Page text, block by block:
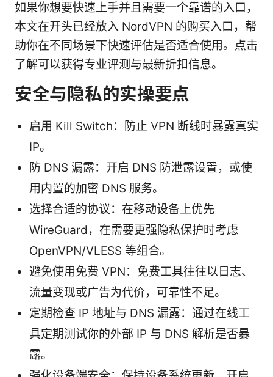
如果你想要快速上手并且需要一个靠谱的入口，
本文在开头已经放入 NordVPN 的购买入口，帮
助你在不同场景下快速评估是否适合使用。点击
了解可以获得专业评测与最新折扣信息。
安全与隐私的实操要点
启用 Kill Switch：防止 VPN 断线时暴露真实
IP。
防 DNS 漏露：开启 DNS 防泄露设置，或使
用内置的加密 DNS 服务。
选择合适的协议：在移动设备上优先
WireGuard，在需要更强隐私保护时考虑
OpenVPN/VLESS 等组合。
避免使用免费 VPN：免费工具往往以日志、
流量变现或广告为代价，可靠性不足。
定期检查 IP 地址与 DNS 漏露：通过在线工
具定期测试你的外部 IP 与 DNS 解析是否暴
露。